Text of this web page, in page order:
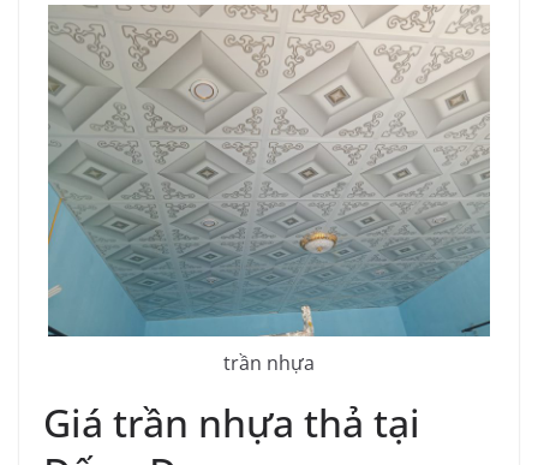
trần nhựa
Giá trần nhựa thả tại